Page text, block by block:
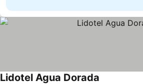
Lidotel Agua Dorada